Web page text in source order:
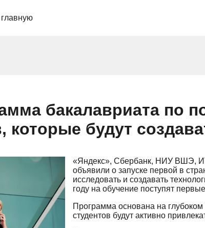
бакалавриата по
которые будут
«Яндекс», Сбербанк, НИУ ВШЭ,
объявили о запуске первой в
исследовать и создавать
году на обучение поступят
Программа основана на глубоком
студентов будут активно